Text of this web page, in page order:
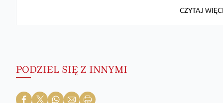
CZYTAJ
PODZIEL SIĘ Z INNYMI